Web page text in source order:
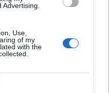
Use,
of my
with the
ο Γιώργος Αθανασίου
εκδρομή φίλων σε στοχασμό
την ανθρώπινη αμηχανία.